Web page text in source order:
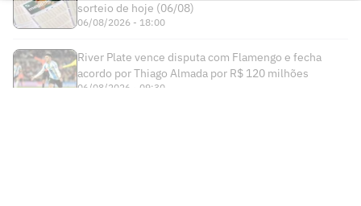
sorteio de hoje (06/08)
06/08/2026 - 18:00
River Plate vence disputa com Flamengo e fecha
acordo por Thiago Almada por R$ 120 milhões
06/08/2026 - 09:30